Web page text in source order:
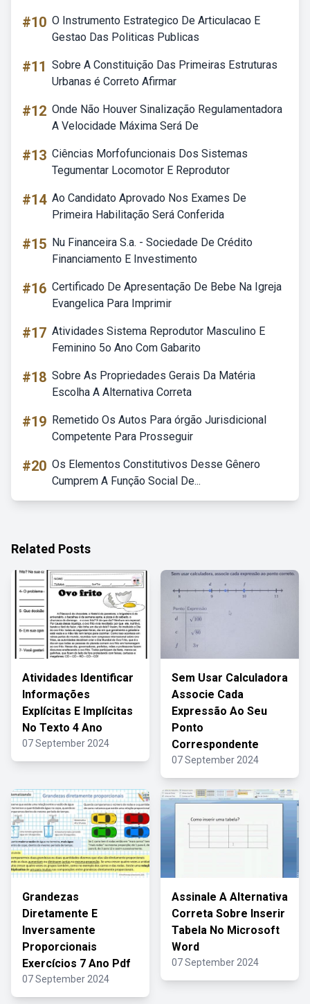
#10 O Instrumento Estrategico De Articulacao E
Gestao Das Politicas Publicas
#11 Sobre A Constituição Das Primeiras Estruturas
Urbanas é Correto Afirmar
#12 Onde Não Houver Sinalização Regulamentadora
A Velocidade Máxima Será De
#13 Ciências Morfofuncionais Dos Sistemas
Tegumentar Locomotor E Reprodutor
#14 Ao Candidato Aprovado Nos Exames De
Primeira Habilitação Será Conferida
#15 Nu Financeira S.a. - Sociedade De Crédito
Financiamento E Investimento
#16 Certificado De Apresentação De Bebe Na Igreja
Evangelica Para Imprimir
#17 Atividades Sistema Reprodutor Masculino E
Feminino 5o Ano Com Gabarito
#18 Sobre As Propriedades Gerais Da Matéria
Escolha A Alternativa Correta
#19 Remetido Os Autos Para órgão Jurisdicional
Competente Para Prosseguir
#20 Os Elementos Constitutivos Desse Gênero
Cumprem A Função Social De...
Related Posts
Atividades Identificar
Informações
Explícitas E Implícitas
No Texto 4 Ano
07 September 2024
Sem Usar Calculadora
Associe Cada
Expressão Ao Seu
Ponto
Correspondente
07 September 2024
Grandezas
Diretamente E
Inversamente
Proporcionais
Exercícios 7 Ano Pdf
07 September 2024
Assinale A Alternativa
Correta Sobre Inserir
Tabela No Microsoft
Word
07 September 2024